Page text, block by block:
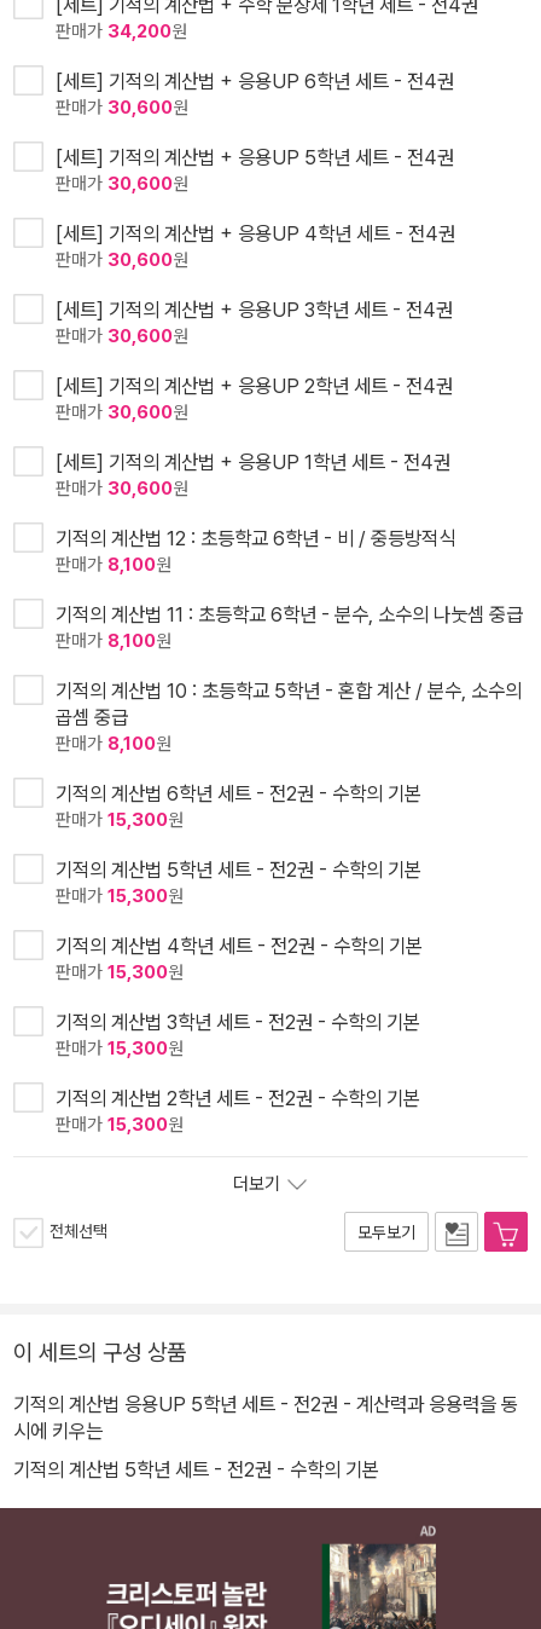
[세트] 기적의 계산법 + 수학 문장제 1학년 세트 - 전4권
판매가 34,200원
[세트] 기적의 계산법 + 응용UP 6학년 세트 - 전4권
판매가 30,600원
[세트] 기적의 계산법 + 응용UP 5학년 세트 - 전4권
판매가 30,600원
[세트] 기적의 계산법 + 응용UP 4학년 세트 - 전4권
판매가 30,600원
[세트] 기적의 계산법 + 응용UP 3학년 세트 - 전4권
판매가 30,600원
[세트] 기적의 계산법 + 응용UP 2학년 세트 - 전4권
판매가 30,600원
[세트] 기적의 계산법 + 응용UP 1학년 세트 - 전4권
판매가 30,600원
기적의 계산법 12 : 초등학교 6학년 - 비 / 중등방적식
판매가 8,100원
기적의 계산법 11 : 초등학교 6학년 - 분수, 소수의 나눗셈 중급
판매가 8,100원
기적의 계산법 10 : 초등학교 5학년 - 혼합 계산 / 분수, 소수의
곱셈 중급
판매가 8,100원
기적의 계산법 6학년 세트 - 전2권 - 수학의 기본
판매가 15,300원
기적의 계산법 5학년 세트 - 전2권 - 수학의 기본
판매가 15,300원
기적의 계산법 4학년 세트 - 전2권 - 수학의 기본
판매가 15,300원
기적의 계산법 3학년 세트 - 전2권 - 수학의 기본
판매가 15,300원
기적의 계산법 2학년 세트 - 전2권 - 수학의 기본
판매가 15,300원
더보기
전체선택 모두보기
이 세트의 구성 상품
기적의 계산법 응용UP 5학년 세트 - 전2권 - 계산력과 응용력을 동
시에 키우는
기적의 계산법 5학년 세트 - 전2권 - 수학의 기본